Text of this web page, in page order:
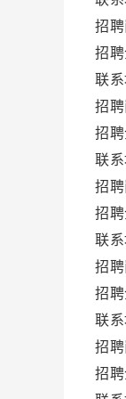
招聘
招聘
联
招聘
招聘
联
招聘
招聘
联
招聘
招聘
联
招聘
招聘